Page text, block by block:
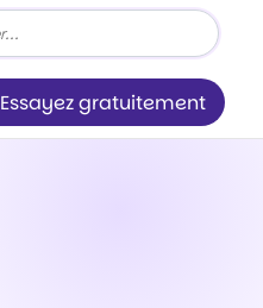
Essayez gratuitement